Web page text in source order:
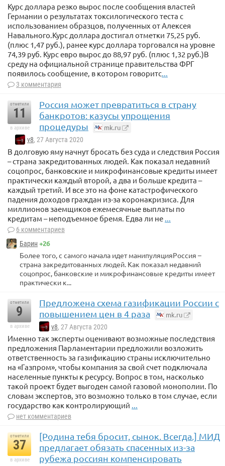
Курс доллара резко вырос после сообщения властей
Германии о результатах токсилогического теста с
использованием образцов, полученных от Алексея
Навального.Курс доллара достигал отметки 75,25 руб.
(плюс 1,47 руб.), ранее курс доллара торговался на уровне
74,39 руб. Курс евро вырос до 88,97 руб. (плюс 1,32 руб.)В
среду на официальной странице правительства ФРГ
появилось сообщение, в котором говоритс...
3 комментария
отметили
11
в архиве
Россия может превратиться в страну
банкротов: казусы упрощения
процедуры
mk.ru
v8, 27 Августа 2020
В долговую яму начнут бросать без суда и следствия Россия
– страна закредитованных людей. Как показал недавний
соцопрос, банковские и микрофинансовые кредиты имеет
практически каждый второй, а два и больше кредита –
каждый третий. И все это на фоне катастрофического
падения доходов граждан из-за коронакризиса. Для
миллионов заемщиков ежемесячные выплаты по
кредитам – неподъемное бремя. Едва ли не
6 комментариев
Барин +26
Более того, с самого начала идет манипуляцияРоссия –
страна закредитованных людей. Как показал недавний
соцопрос, банковские и микрофинансовые кредиты имеет
практически к...
отметили
9
в архиве
Предложена схема газификации России с
повышением цен в 4 раза
mk.ru
v8, 27 Августа 2020
Именно так эксперты оценивают возможные последствия
предложения Парламентарии предложили возложить
ответственность за газификацию страны исключительно
на «Газпром», чтобы компания за свой счет подключала
населенные пункты к ресурсу. Вопрос в том, насколько
такой проект будет выгоден самой газовой монополии. По
словам экспертов, это возможно только в том случае, если
государство как контролирующий ...
нет комментариев
отметили
37
в архиве
[Родина тебя бросит, сынок. Всегда.] МИД
предлагает обязать спасенных из-за
рубежа россиян компенсировать